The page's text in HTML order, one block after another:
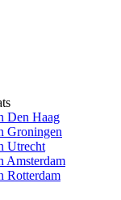
Den Haag
Groningen
Utrecht
Amsterdam
Rotterdam